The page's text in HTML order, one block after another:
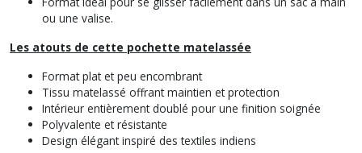
ou une valise.
Les atouts de cette pochette matelassée
Format plat et peu encombrant
Tissu matelassé offrant maintien et protection
Intérieur entièrement doublé pour une finition soignée
Polyvalente et résistante
Design élégant inspiré des textiles indiens